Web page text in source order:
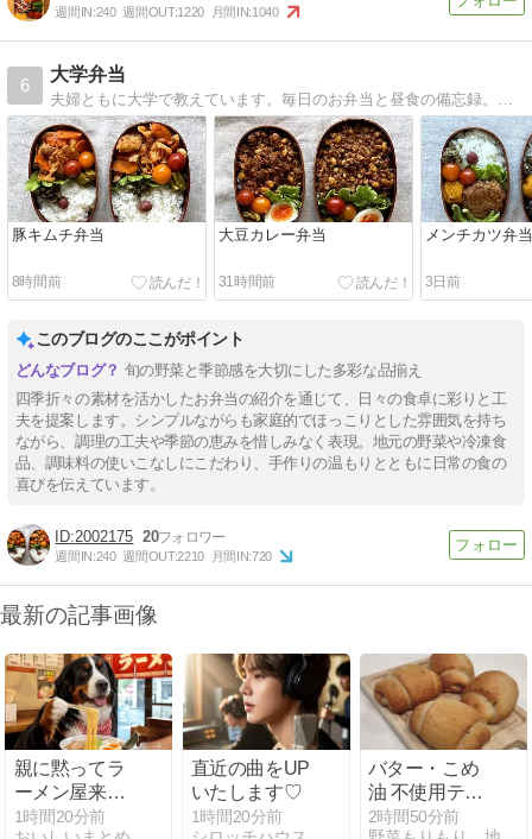
週間IN:240 週間OUT:1220 月間IN:1040
6
大学弁当
夫婦ともに大学で教えています。毎日のお弁当と昼食の備忘録。借りている小さな畑の野菜も使います。
豚キムチ弁当
8時間前
大豆カレー弁当
31時間前
メンチカツ弁当
3日前
このブログのここがポイント
旬の野菜と季節感を大切にした多彩な品揃え
四季折々の素材を活かしたお弁当の紹介を通じて、日々の食卓に彩りと工
夫を提案します。シンプルながらも家庭的でほっこりとした雰囲気を持ち
ながら、調理の工夫や季節の恵みを惜しみなく表現。地元の野菜や冷凍食
品、調味料の使いこなしにこだわり、手作りの温もりとともに日常の食の
喜びを伝えています。
2002175 20
週間IN:240 週間OUT:2210 月間IN:720
最新の記事画像
親に黙ってラ
ーメン屋来た
ｗｗｗｗｗｗ
1時間20分前
直近の曲をUP
いたします♡
1時間20分前
バター・こめ
油 不使用テー
ブルロール ～
2時間50分前